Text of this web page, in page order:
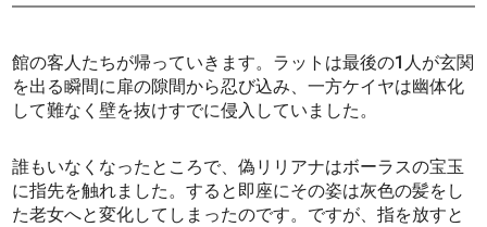
館の客人たちが帰っていきます。ラットは最後の1人が玄関
を出る瞬間に扉の隙間から忍び込み、一方ケイヤは幽体化
して難なく壁を抜けすでに侵入していました。
誰もいなくなったところで、偽リリアナはボーラスの宝玉
に指先を触れました。すると即座にその姿は灰色の髪をし
た老女へと変化してしまったのです。ですが、指を放すと